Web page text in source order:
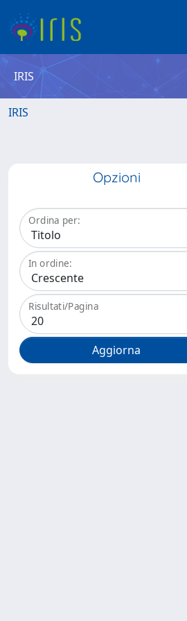
IRIS
IRIS
Opzioni
Ordina per:
In ordine:
Risultati/Pagina